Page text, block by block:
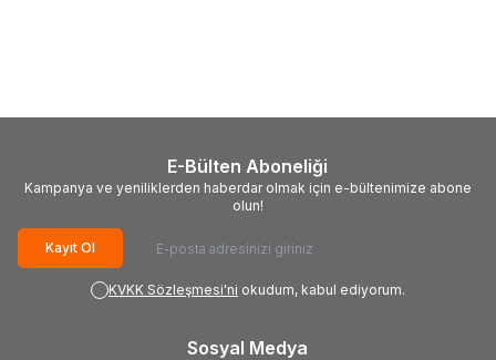
E-Bülten Aboneliği
Kampanya ve yeniliklerden haberdar olmak için e-bültenimize abone
olun!
Kayıt Ol
KVKK Sözleşmesi'ni okudum, kabul ediyorum.
Sosyal Medya